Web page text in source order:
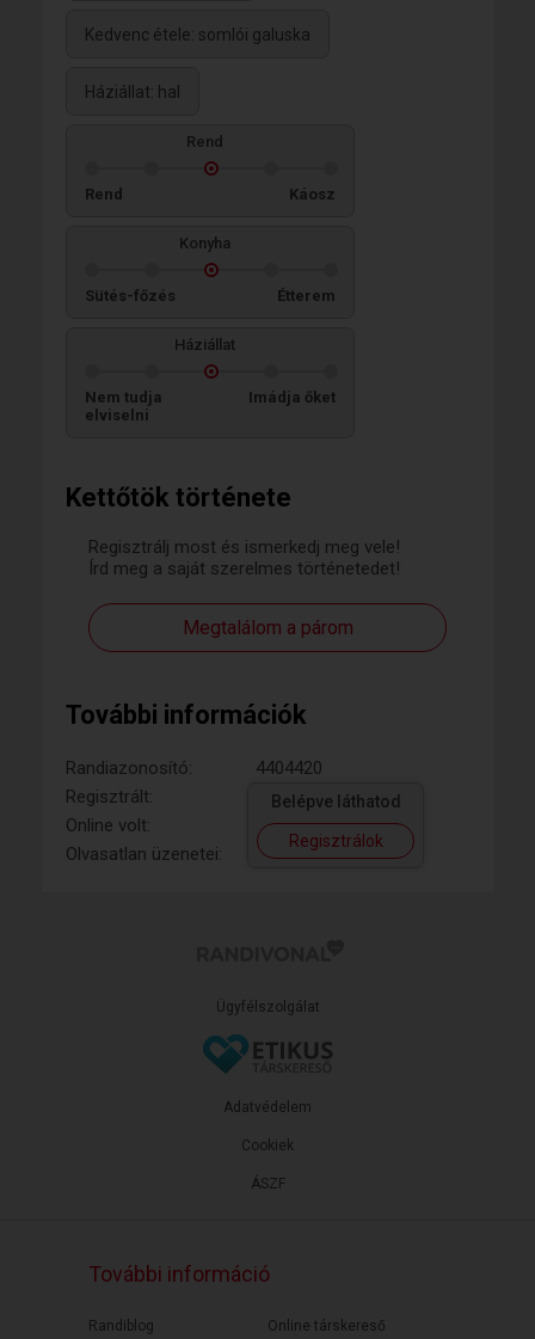
Kettőtök története
Regisztrálj most és ismerkedj meg vele!
Írd meg a saját szerelmes történetedet!
Megtalálom a párom
További információk
Randiazonosító:
4404420
Regisztrált:
Online volt:
Olvasatlan üzenetei:
Belépve láthatod
Regisztrálok
Kedvenc étele: somlói galuska
Háziállat: hal
Rend
Rend Káosz
Konyha
Sütés-főzés Étterem
Háziállat
Nem tudja
elviselni
Imádja őket
Ügyfélszolgálat
ÁSZF
Adatvédelem
Cookiek
További információ
Randiblog
Online társkereső